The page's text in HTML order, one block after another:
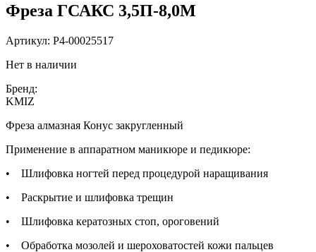
Фреза ГСАКС 3,5П-8,0М
Артикул: P4-00025517
Нет в наличии
Бренд:
KMIZ
Фреза алмазная Конус закругленный
Применение в аппаратном маникюре и педикюре:
• Шлифовка ногтей перед процедурой наращивания
• Раскрытие и шлифовка трещин
• Шлифовка кератозных стоп, ороговений
• Обработка мозолей и шероховатостей кожи пальцев